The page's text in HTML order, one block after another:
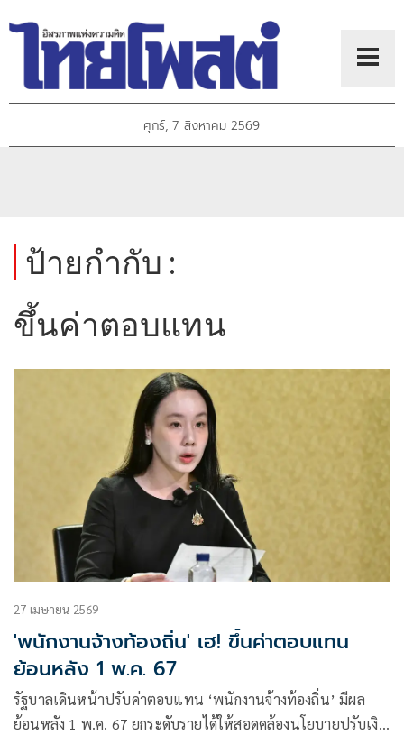
ศุกร์, 7 สิงหาคม 2569
ป้ายกำกับ :
ขึ้นค่าตอบแทน
27 เมษายน 2569
'พนักงานจ้างท้องถิ่น' เฮ! ขึ้นค่าตอบแทน
ย้อนหลัง 1 พ.ค. 67
รัฐบาลเดินหน้าปรับค่าตอบแทน ‘พนักงานจ้างท้องถิ่น’ มีผล
ย้อนหลัง 1 พ.ค. 67 ยกระดับรายได้ให้สอดคล้องนโยบายปรับเงิน